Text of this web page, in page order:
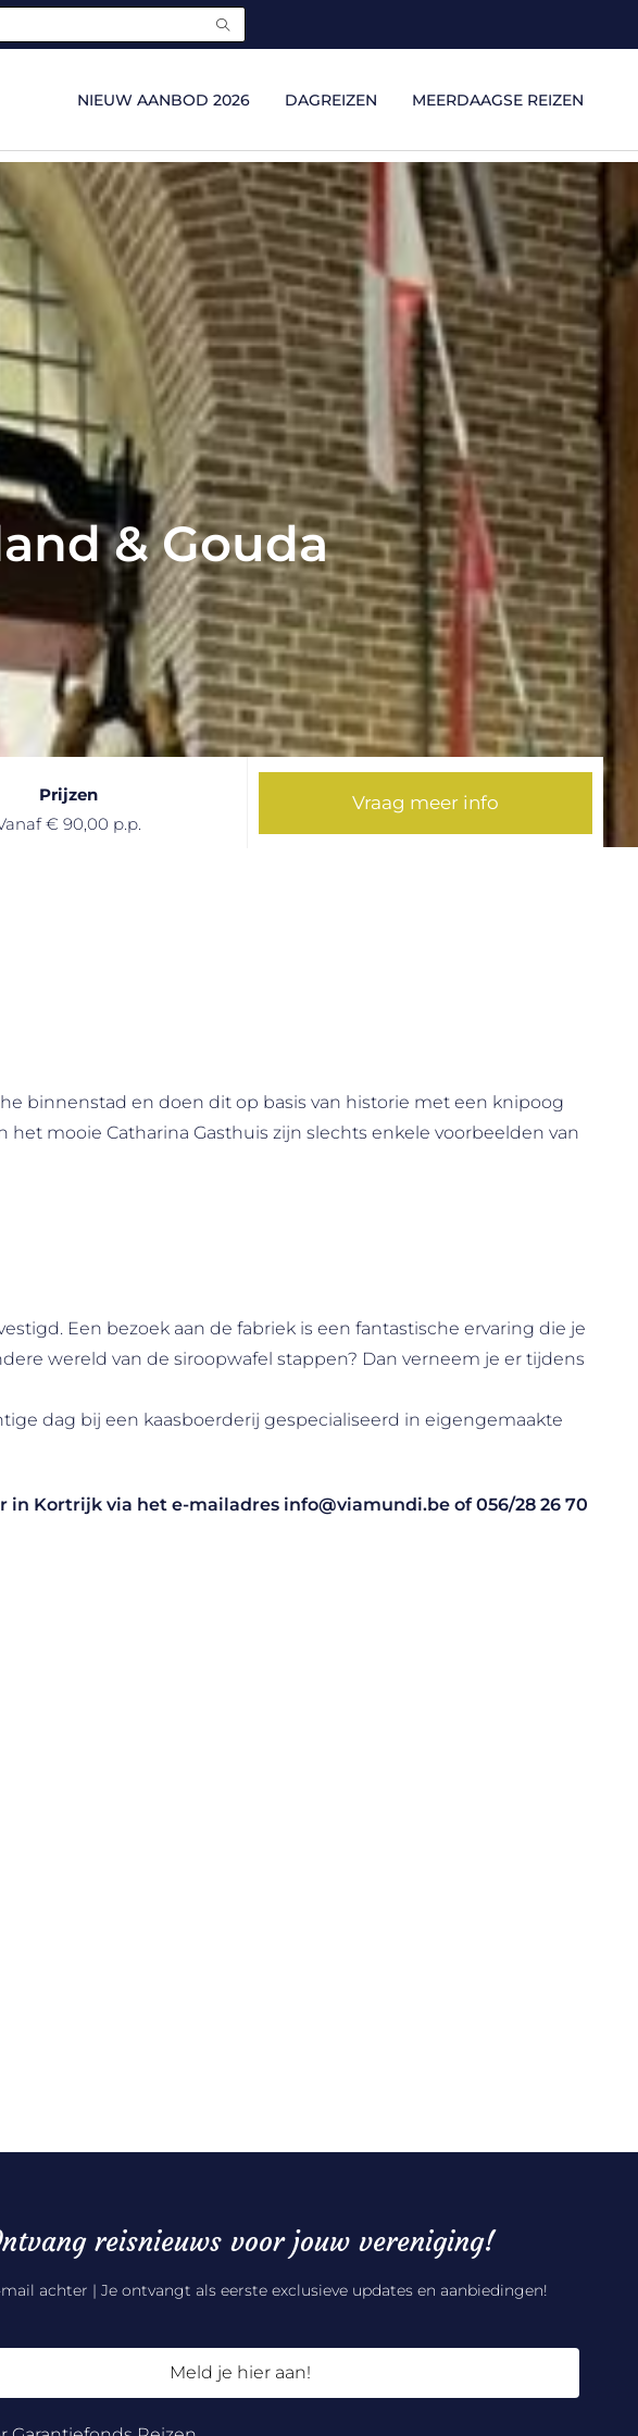
NIEUW AANBOD 2026 DAGREIZEN MEERDAAGSE REIZEN
& Gouda
Prijzen
€ 90,00 p.p.
Vraag meer info
binnenstad en doen dit op basis van historie met een knipoog
mooie Catharina Gasthuis zijn slechts enkele voorbeelden van
Een bezoek aan de fabriek is een fantastische ervaring die je
wereld van de siroopwafel stappen? Dan verneem je er tijdens
dag bij een kaasboerderij gespecialiseerd in eigengemaakte
in Kortrijk via het e-mailadres info@viamundi.be of056/28 26 70
reisnieuws voor jouw vereniging!
achter | Je ontvangt als eerste exclusieve updates en aanbiedingen!
Meld je hier aan!